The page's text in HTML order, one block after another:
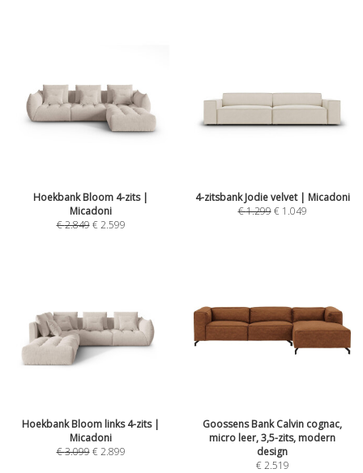
Hoekbank Bloom 4-zits |
Micadoni
€2.849 €2.599
4-zitsbank Jodie velvet | Micadoni
€1.299 € 1.049
Hoekbank Bloom links 4-zits |
Micadoni
€3.099 €2.899
Goossens Bank Calvin cognac,
micro leer, 3,5-zits, modern
design
€2.519